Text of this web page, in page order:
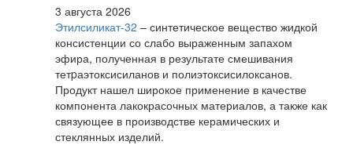
3 августа 2026
Этилсиликат-32 – синтетическое вещество жидкой
консистенции со слабо выраженным запахом
эфира, полученная в результате смешивания
тетpаэтоксисиланов и полиэтоксисилоксанов.
Продукт нашел широкое применение в качестве
компонента лакокрасочных материалов, а также как
связующее в производстве керамических и
стеклянных изделий.